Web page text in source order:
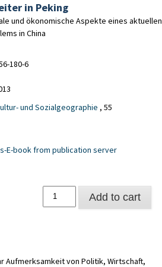
in Peking
und ökonomische Aspekte eines aktuellen
in China
180-6
und Sozialgeographie , 55
E-book from publication server
WanderarbeiterAdd to cart
Aufmerksamkeit von Politik, Wirtschaft,